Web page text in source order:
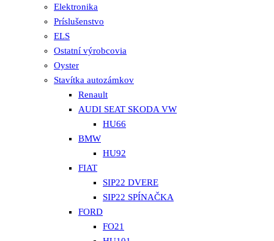
Elektronika
Príslušenstvo
ELS
Ostatní výrobcovia
Oyster
Stavítka autozámkov
Renault
AUDI SEAT SKODA VW
HU66
BMW
HU92
FIAT
SIP22 DVERE
SIP22 SPÍNAČKA
FORD
FO21